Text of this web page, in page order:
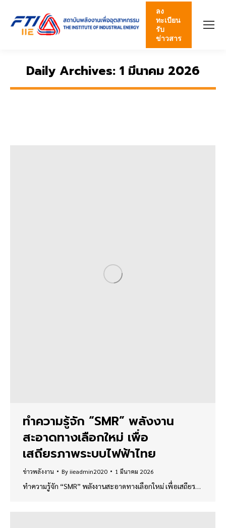
ลง
ทะเบียน
รับ
ข่าวสาร
Daily Archives: 1 มีนาคม 2026
ทำความรู้จัก “SMR” พลังงาน
สะอาดทางเลือกใหม่ เพื่อ
เสถียรภาพระบบไฟฟ้าไทย
ข่าวพลังงาน By iieadmin2020 1 มีนาคม 2026
ทำความรู้จัก “SMR” พลังงานสะอาดทางเลือกใหม่ เพื่อเสถียร…